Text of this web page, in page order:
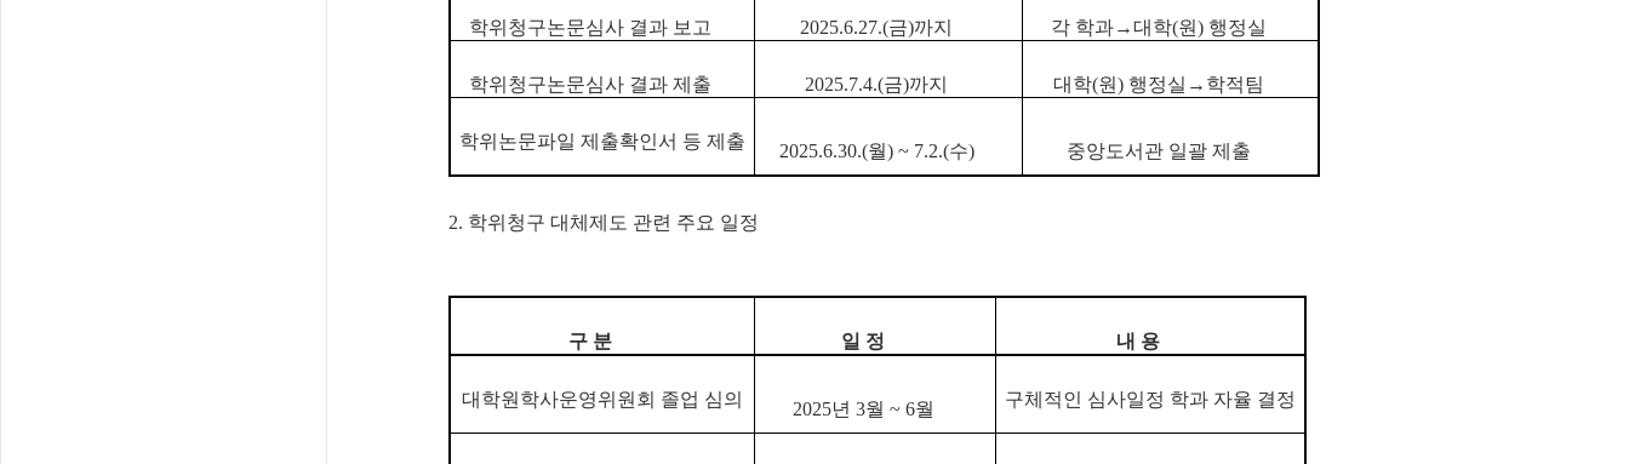
학위청구논문심사 결과 보고 2025.6.27.(금)까지 각 학과→대학(원) 행정실
학위청구논문심사 결과 제출 2025.7.4.(금)까지 대학(원) 행정실→학적팀
학위논문파일 제출확인서 등 제출 2025.6.30.(월) ~ 7.2.(수) 중앙도서관 일괄 제출
2. 학위청구 대체제도 관련 주요 일정
구 분 일 정 내 용
대학원학사운영위원회 졸업 심의 2025년 3월 ~ 6월 구체적인 심사일정 학과 자율 결정